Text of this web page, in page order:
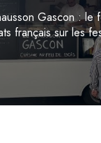
Gascon : le
français sur les